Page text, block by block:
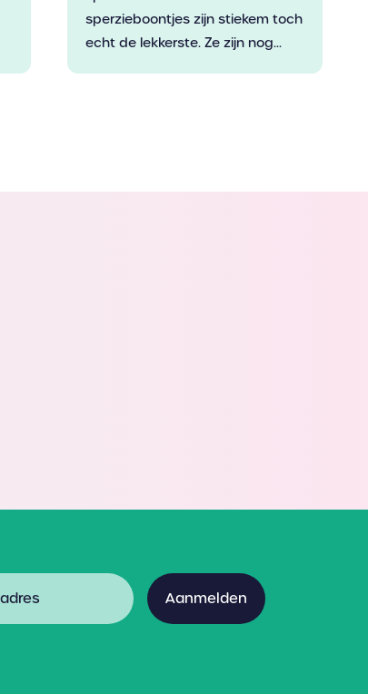
sperzieboontjes zijn stiekem toch
echt de lekkerste. Ze zijn nog...